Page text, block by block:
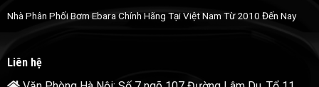
Nhà Phân Phối Bơm Ebara Chính Hãng Tại Việt Nam Từ 2010 Đến Nay
Liên hệ